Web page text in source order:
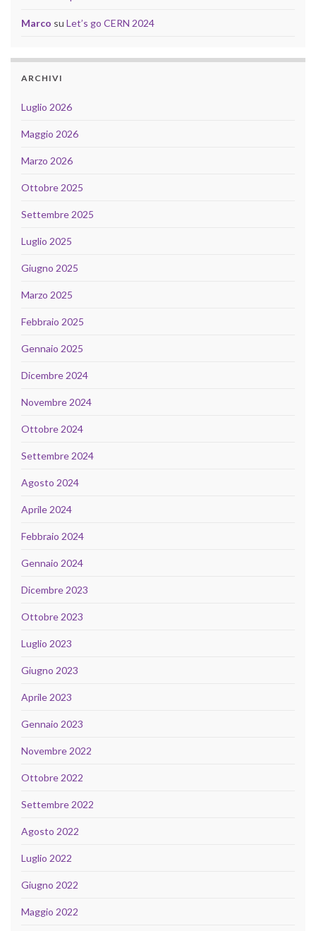
Marco su Let’s go CERN 2024
ARCHIVI
Luglio 2026
Maggio 2026
Marzo 2026
Ottobre 2025
Settembre 2025
Luglio 2025
Giugno 2025
Marzo 2025
Febbraio 2025
Gennaio 2025
Dicembre 2024
Novembre 2024
Ottobre 2024
Settembre 2024
Agosto 2024
Aprile 2024
Febbraio 2024
Gennaio 2024
Dicembre 2023
Ottobre 2023
Luglio 2023
Giugno 2023
Aprile 2023
Gennaio 2023
Novembre 2022
Ottobre 2022
Settembre 2022
Agosto 2022
Luglio 2022
Giugno 2022
Maggio 2022